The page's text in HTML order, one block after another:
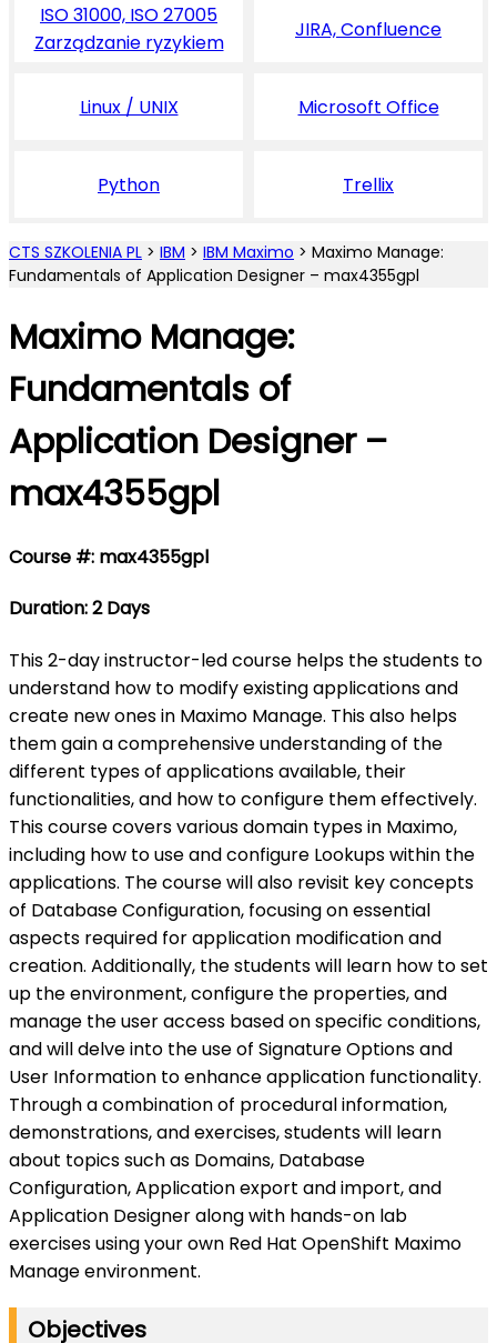
ISO 31000, ISO 27005
Zarządzanie ryzykiem
JIRA, Confluence
Linux / UNIX Microsoft Office
Python Trellix
CTS SZKOLENIA PL > IBM > IBM Maximo > Maximo Manage:
Fundamentals of Application Designer – max4355gpl
Maximo Manage:
Fundamentals of
Application Designer –
max4355gpl
Course #: max4355gpl
Duration: 2 Days
This 2-day instructor-led course helps the students to
understand how to modify existing applications and
create new ones in Maximo Manage. This also helps
them gain a comprehensive understanding of the
different types of applications available, their
functionalities, and how to configure them effectively.
This course covers various domain types in Maximo,
including how to use and configure Lookups within the
applications. The course will also revisit key concepts
of Database Configuration, focusing on essential
aspects required for application modification and
creation. Additionally, the students will learn how to set
up the environment, configure the properties, and
manage the user access based on specific conditions,
and will delve into the use of Signature Options and
User Information to enhance application functionality.
Through a combination of procedural information,
demonstrations, and exercises, students will learn
about topics such as Domains, Database
Configuration, Application export and import, and
Application Designer along with hands-on lab
exercises using your own Red Hat OpenShift Maximo
Manage environment.
Objectives